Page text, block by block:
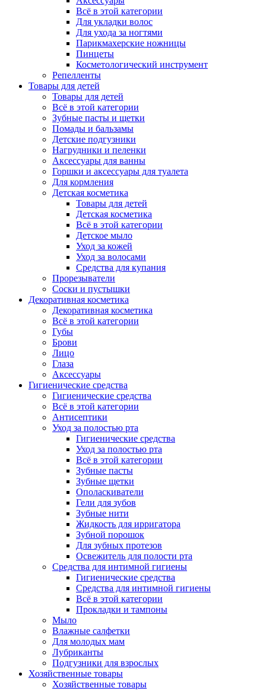
Всё в этой категории
Для укладки волос
Для ухода за ногтями
Парикмахерские ножницы
Пинцеты
Косметологический инструмент
Репелленты
Товары для детей
Товары для детей
Всё в этой категории
Зубные пасты и щетки
Помады и бальзамы
Детские подгузники
Нагрудники и пеленки
Аксессуары для ванны
Горшки и аксессуары для туалета
Для кормления
Детская косметика
Товары для детей
Детская косметика
Всё в этой категории
Детское мыло
Уход за кожей
Уход за волосами
Средства для купания
Прорезыватели
Соски и пустышки
Декоративная косметика
Декоративная косметика
Всё в этой категории
Губы
Брови
Лицо
Глаза
Аксессуары
Гигиенические средства
Гигиенические средства
Всё в этой категории
Антисептики
Уход за полостью рта
Гигиенические средства
Уход за полостью рта
Всё в этой категории
Зубные пасты
Зубные щетки
Ополаскиватели
Гели для зубов
Зубные нити
Жидкость для ирригатора
Зубной порошок
Для зубных протезов
Освежитель для полости рта
Средства для интимной гигиены
Гигиенические средства
Средства для интимной гигиены
Всё в этой категории
Прокладки и тампоны
Мыло
Влажные салфетки
Для молодых мам
Лубриканты
Подгузники для взрослых
Хозяйственные товары
Хозяйственные товары